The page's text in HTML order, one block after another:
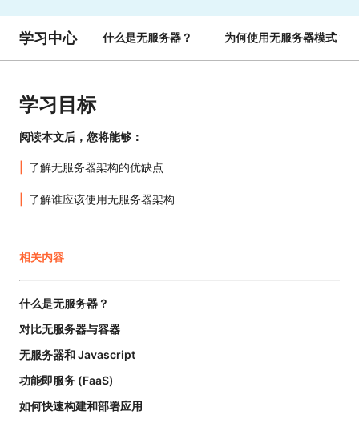
学习中心 什么是无服务器？ 为何使用无服务器模式？
学习目标
阅读本文后，您将能够：
了解无服务器架构的优缺点
了解谁应该使用无服务器架构
相关内容
什么是无服务器？
对比无服务器与容器
无服务器和 Javascript
功能即服务 (FaaS)
如何快速构建和部署应用